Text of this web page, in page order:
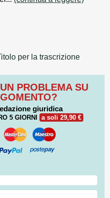
per la trascrizione
PROBLEMA SU
giuridica
5 GIORNI a soli 29,90 €